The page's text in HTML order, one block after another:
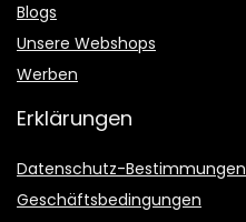
Blogs
Unsere Webshops
Werben
Erklärungen
Datenschutz-Bestimmungen
Geschäftsbedingungen